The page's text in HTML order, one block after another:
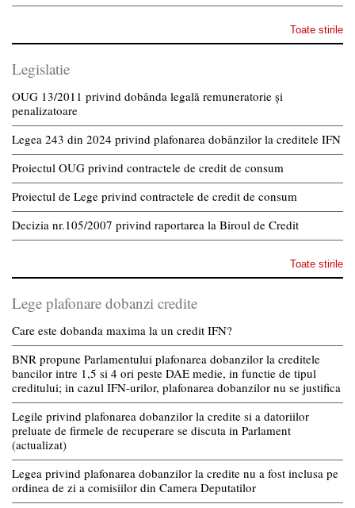
Toate stirile
Legislatie
OUG 13/2011 privind dobânda legală remuneratorie și
penalizatoare
Legea 243 din 2024 privind plafonarea dobânzilor la creditele IFN
Proiectul OUG privind contractele de credit de consum
Proiectul de Lege privind contractele de credit de consum
Decizia nr.105/2007 privind raportarea la Biroul de Credit
Toate stirile
Lege plafonare dobanzi credite
Care este dobanda maxima la un credit IFN?
BNR propune Parlamentului plafonarea dobanzilor la creditele
bancilor intre 1,5 si 4 ori peste DAE medie, in functie de tipul
creditului; in cazul IFN-urilor, plafonarea dobanzilor nu se justifica
Legile privind plafonarea dobanzilor la credite si a datoriilor
preluate de firmele de recuperare se discuta in Parlament
(actualizat)
Legea privind plafonarea dobanzilor la credite nu a fost inclusa pe
ordinea de zi a comisiilor din Camera Deputatilor